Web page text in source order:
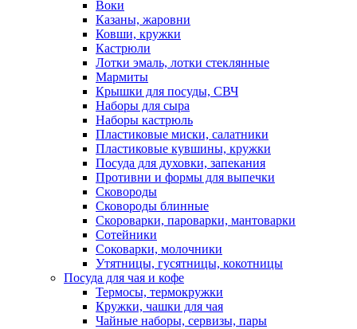
Воки
Казаны, жаровни
Ковши, кружки
Кастрюли
Лотки эмаль, лотки стеклянные
Мармиты
Крышки для посуды, СВЧ
Наборы для сыра
Наборы кастрюль
Пластиковые миски, салатники
Пластиковые кувшины, кружки
Посуда для духовки, запекания
Противни и формы для выпечки
Сковороды
Сковороды блинные
Скороварки, пароварки, мантоварки
Сотейники
Соковарки, молочники
Утятницы, гусятницы, кокотницы
Посуда для чая и кофе
Термосы, термокружки
Кружки, чашки для чая
Чайные наборы, сервизы, пары